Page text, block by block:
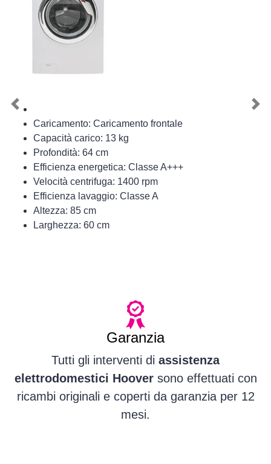
Caricamento: Caricamento frontale
Capacità carico: 13 kg
Profondità: 64 cm
Efficienza energetica: Classe A+++
Velocità centrifuga: 1400 rpm
Efficienza lavaggio: Classe A
Altezza: 85 cm
Larghezza: 60 cm
Previous
Garanzia
Tutti gli interventi di assistenza
elettrodomestici Hooversono effettuati con
ricambi originali e coperti da garanzia per 12
mesi.